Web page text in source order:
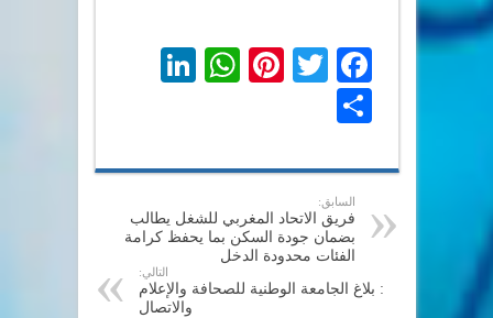
Facebook
Twitter
Pinterest
WhatsApp
السابق:
فريق الاتحاد المغربي للشغل يطالب
بضمان جودة السكن بما يحفظ كرامة
الفئات محدودة الدخل
التالي:
: بلاغ الجامعة الوطنية للصحافة والإعلام
والاتصال